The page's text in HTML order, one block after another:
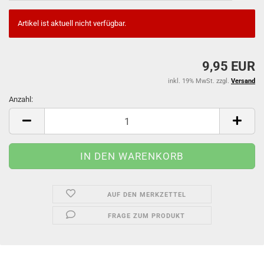
Artikel ist aktuell nicht verfügbar.
9,95 EUR
inkl. 19% MwSt. zzgl. Versand
Anzahl:
Anzahl
AUF DEN MERKZETTEL
FRAGE ZUM PRODUKT